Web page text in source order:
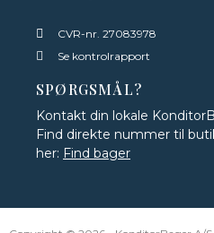
CVR-nr. 27083978
Se kontrolrapport
SPØRGSMÅL?
Kontakt din lokale
Find direkte nummer til
her: Find bager